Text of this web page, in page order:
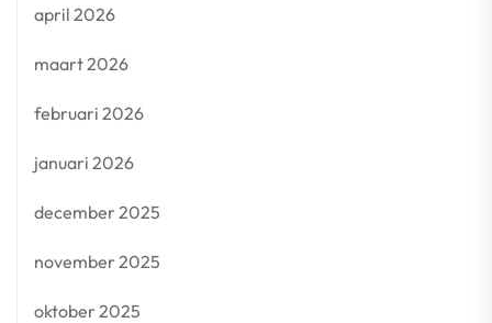
april 2026
maart 2026
februari 2026
januari 2026
december 2025
november 2025
oktober 2025